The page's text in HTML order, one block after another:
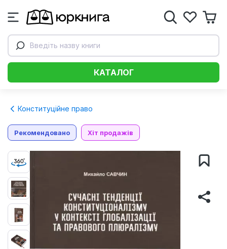
Введіть назву книги
КАТАЛОГ
Конституційне право
Рекомендовано Хіт продажів